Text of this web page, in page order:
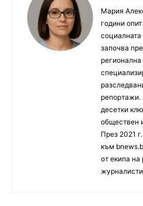
Мария
години
социалната
започва
репортажи.
десетки
обществен
През 2021
към
от екипа